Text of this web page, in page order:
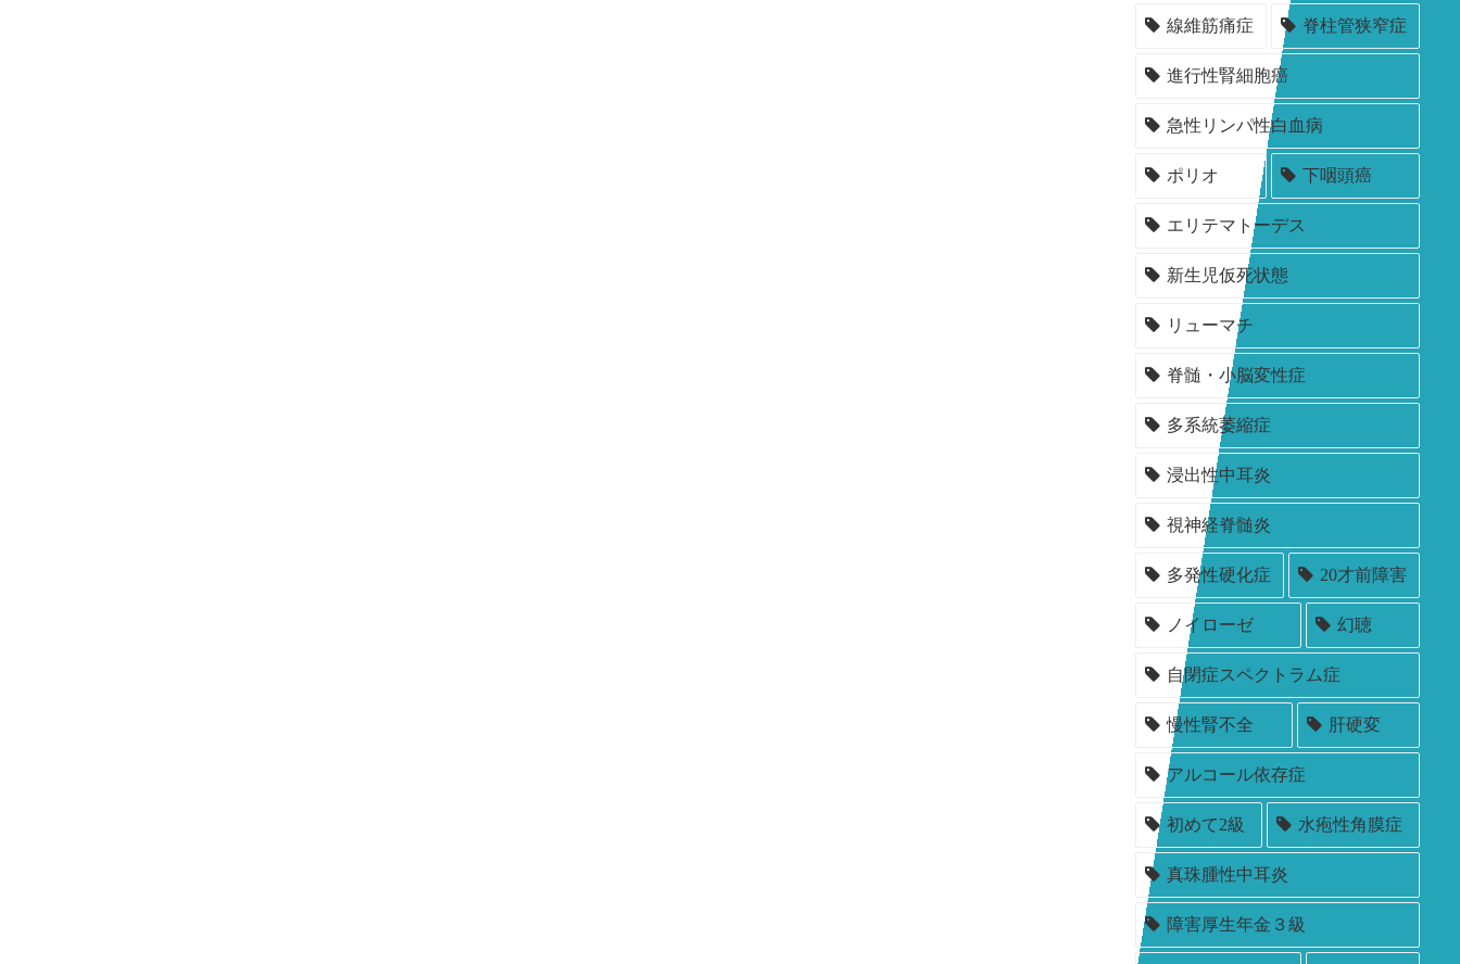
線維筋痛症 脊柱管狭窄症
進行性腎細胞癌
急性リンパ性白血病
ポリオ 下咽頭癌
エリテマトーデス
新生児仮死状態
リューマチ
脊髄・小脳変性症
多系統萎縮症
浸出性中耳炎
視神経脊髄炎
多発性硬化症 20才前障害
ノイローゼ 幻聴
自閉症スペクトラム症
慢性腎不全 肝硬変
アルコール依存症
初めて2級 水疱性角膜症
真珠腫性中耳炎
障害厚生年金３級